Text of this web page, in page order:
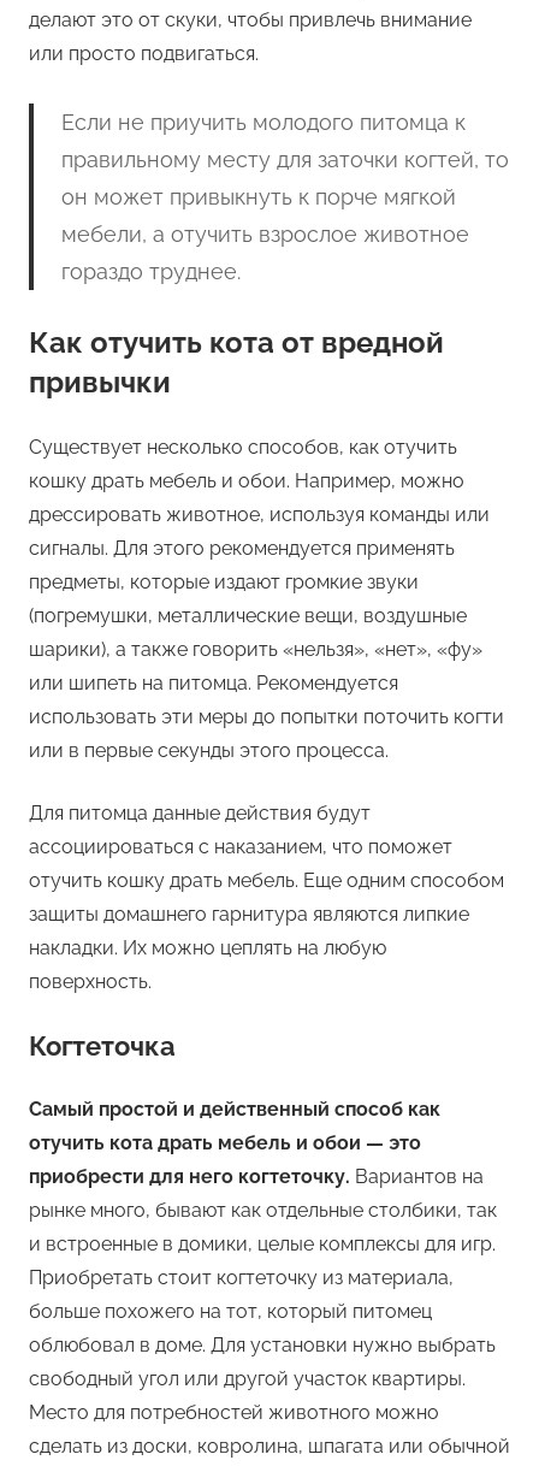
делают это от скуки, чтобы привлечь внимание
или просто подвигаться.
Если не приучить молодого питомца к
правильному месту для заточки когтей, то
он может привыкнуть к порче мягкой
мебели, а отучить взрослое животное
гораздо труднее.
Как отучить кота от вредной
привычки
Существует несколько способов, как отучить
кошку драть мебель и обои. Например, можно
дрессировать животное, используя команды или
сигналы. Для этого рекомендуется применять
предметы, которые издают громкие звуки
(погремушки, металлические вещи, воздушные
шарики), а также говорить «нельзя», «нет», «фу»
или шипеть на питомца. Рекомендуется
использовать эти меры до попытки поточить когти
или в первые секунды этого процесса.
Для питомца данные действия будут
ассоциироваться с наказанием, что поможет
отучить кошку драть мебель. Еще одним способом
защиты домашнего гарнитура являются липкие
накладки. Их можно цеплять на любую
поверхность.
Когтеточка
Самый простой и действенный способ как
отучить кота драть мебель и обои — это
приобрести для него когтеточку. Вариантов на
рынке много, бывают как отдельные столбики, так
и встроенные в домики, целые комплексы для игр.
Приобретать стоит когтеточку из материала,
больше похожего на тот, который питомец
облюбовал в доме. Для установки нужно выбрать
свободный угол или другой участок квартиры.
Место для потребностей животного можно
сделать из доски, ковролина, шпагата или обычной